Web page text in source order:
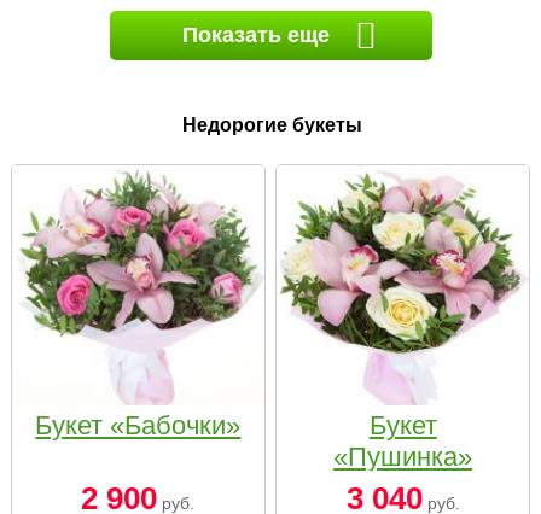
Показать еще
Недорогие букеты
Букет «Бабочки»
2 900 руб.
Букет
«Пушинка»
3 040руб.